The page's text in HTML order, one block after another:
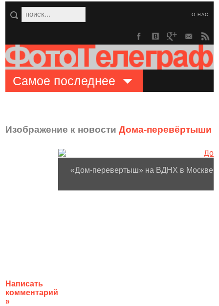
О НАС
Самое последнее
Изображение к новостиДома-перевёртыши
Написать
комментарий
»
«Дом-перевертыш» на ВДНХ в Москве,